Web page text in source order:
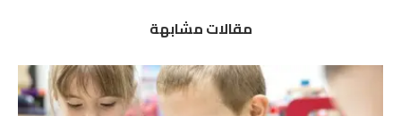
مقالات مشابهة